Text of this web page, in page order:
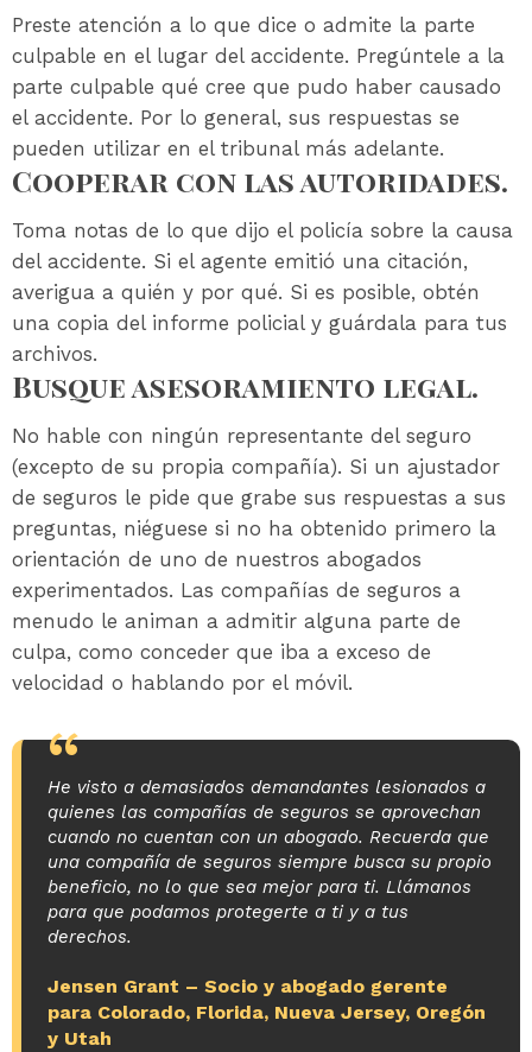
Preste atención a lo que dice o admite la parte
culpable en el lugar del accidente. Pregúntele a la
parte culpable qué cree que pudo haber causado
el accidente. Por lo general, sus respuestas se
pueden utilizar en el tribunal más adelante.
Cooperar con las autoridades.
Toma notas de lo que dijo el policía sobre la causa
del accidente. Si el agente emitió una citación,
averigua a quién y por qué. Si es posible, obtén
una copia del informe policial y guárdala para tus
archivos.
Busque asesoramiento legal.
No hable con ningún representante del seguro
(excepto de su propia compañía). Si un ajustador
de seguros le pide que grabe sus respuestas a sus
preguntas, niéguese si no ha obtenido primero la
orientación de uno de nuestros abogados
experimentados. Las compañías de seguros a
menudo le animan a admitir alguna parte de
culpa, como conceder que iba a exceso de
velocidad o hablando por el móvil.
He visto a demasiados demandantes lesionados a
quienes las compañías de seguros se aprovechan
cuando no cuentan con un abogado. Recuerda que
una compañía de seguros siempre busca su propio
beneficio, no lo que sea mejor para ti. Llámanos
para que podamos protegerte a ti y a tus
derechos.
Jensen Grant – Socio y abogado gerente
para Colorado, Florida, Nueva Jersey, Oregón
y Utah